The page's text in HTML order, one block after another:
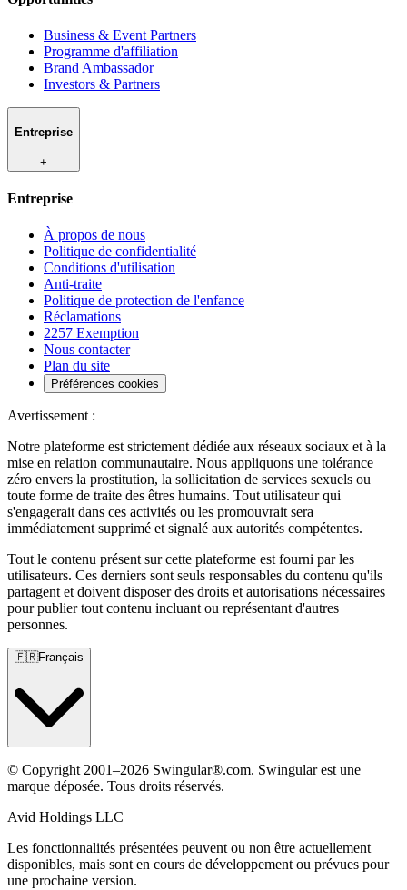
Business & Event Partners
Programme d'affiliation
Brand Ambassador
Investors & Partners
Entreprise
+
Entreprise
À propos de nous
Politique de confidentialité
Conditions d'utilisation
Anti-traite
Politique de protection de l'enfance
Réclamations
2257 Exemption
Nous contacter
Plan du site
Préférences cookies
Avertissement :
Notre plateforme est strictement dédiée aux réseaux sociaux et à la
mise en relation communautaire. Nous appliquons une tolérance
zéro envers la prostitution, la sollicitation de services sexuels ou
toute forme de traite des êtres humains. Tout utilisateur qui
s'engagerait dans ces activités ou les promouvrait sera
immédiatement supprimé et signalé aux autorités compétentes.
Tout le contenu présent sur cette plateforme est fourni par les
utilisateurs. Ces derniers sont seuls responsables du contenu qu'ils
partagent et doivent disposer des droits et autorisations nécessaires
pour publier tout contenu incluant ou représentant d'autres
personnes.
🇫🇷Français
© Copyright 2001–2026 Swingular®.com. Swingular est une
marque déposée. Tous droits réservés.
Avid Holdings LLC
Les fonctionnalités présentées peuvent ou non être actuellement
disponibles, mais sont en cours de développement ou prévues pour
une prochaine version.